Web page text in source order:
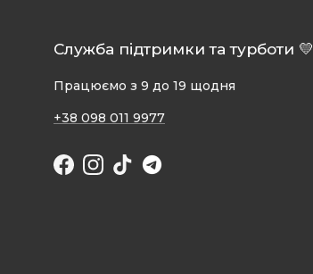
Служба підтримки та турботи 💛
Працюємо з 9 до 19 щодня
+38 098 011 9977
Facebook
Instagram
TikTok